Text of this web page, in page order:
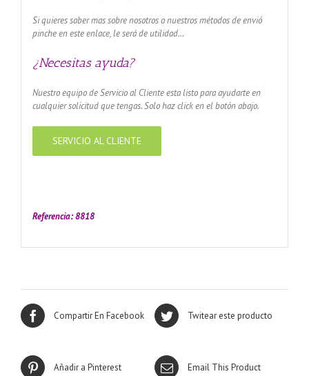
Si quieres saber mas sobre nosotros o nuestros métodos de envió
pinche en este enlace, le será de utilidad…
¿Necesitas ayuda?
Nuestro equipo de Servicio al Cliente esta listo para ayudarte en
cualquier solicitud que tengas. Solo haz click en el botón abajo.
SERVICIO AL CLIENTE
Referencia: 8818
Compartir En Facebook Twitear este producto
Añadir a Pinterest Email This Product